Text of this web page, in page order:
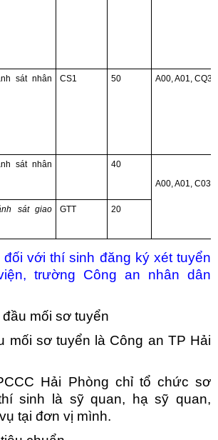
sát nhân
CS1 50 A00, A01, CQ3,
sát nhân
40
A00, A01, C03.
sát giao
GTT 20
với thí sinh đăng ký xét tuyển
trường Công an nhân dân
mối sơ tuyển
mối sơ tuyển là Công an TP Hải
Hải Phòng chỉ tổ chức sơ
sinh là sỹ quan, hạ sỹ quan,
tại đơn vị mình.